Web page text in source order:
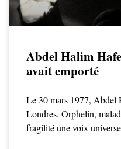
Abdel Halim
avait emporté
Le 30 mars 1977, Abdel
Londres. Orphelin,
fragilité une voix